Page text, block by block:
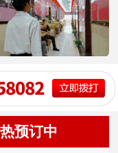
预订中
技术+学籍 预约报名
技术+学籍 预约报名
技术+学籍 预约报名
技术+学籍